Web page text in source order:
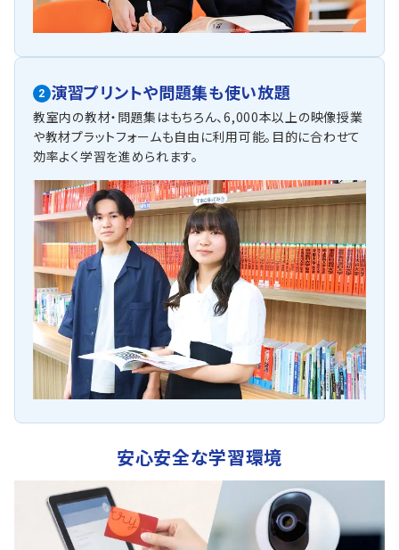
2 演習プリントや問題集も使い放題
教室内の教材・問題集はもちろん、6,000本以上の映像授業
や教材プラットフォームも自由に利用可能。目的に合わせて
効率よく学習を進められます。
安心安全な学習環境